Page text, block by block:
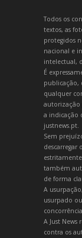
Todos os
textos, as
protegidos
nacional e
intelectual,
É
publicação,
qualquer
autorização
a indicação
justnews.pt.
Sem
descarregar
também
de forma
A
usurpado
A Just
contra os